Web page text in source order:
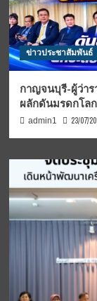
ข่าวประชาสัมพันธ์
กาญจนบุรี-ผู้ว่า
ผลักดันมรดกโลก
admin1 23/07/